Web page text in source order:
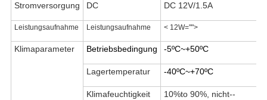
Stromversorgung DC DC 12V/1.5A
Leistungsaufnahme Leistungsaufnahme < 12W="">
Klimaparameter Betriebsbedingung -5ºC~+50ºC
Lagertemperatur -40ºC~+70ºC
Klimafeuchtigkeit
10%to 90%, nicht--